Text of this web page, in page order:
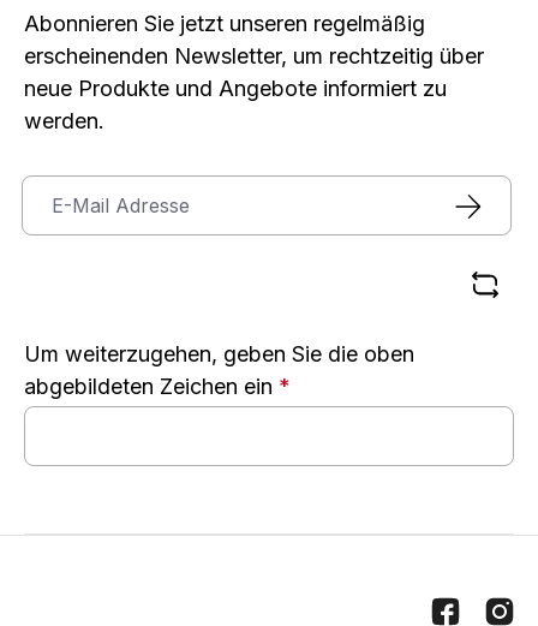
Abonnieren Sie jetzt unseren regelmäßig
erscheinenden Newsletter, um rechtzeitig über
neue Produkte und Angebote informiert zu
werden.
Um weiterzugehen, geben Sie die oben
abgebildeten Zeichen ein *